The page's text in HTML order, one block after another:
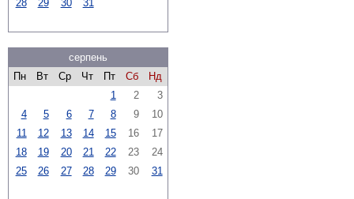
28 29 30 31
серпень
Пн
Вт Ср Чт Пт Сб
Нд
1
2
3
4
5 6 7 8 9
10
11
12 13 14 15 16
17
18
19 20 21 22 23
24
25
26 27 28 29 30 31